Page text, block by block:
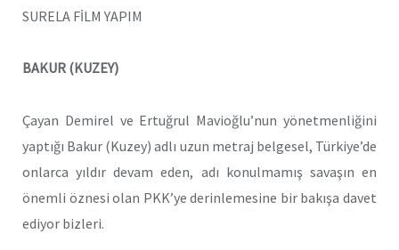
SURELA FİLM YAPIM
BAKUR (KUZEY)
Çayan Demirel ve Ertuğrul Mavioğlu’nun yönetmenliğini
yaptığı Bakur (Kuzey) adlı uzun metraj belgesel, Türkiye’de
onlarca yıldır devam eden, adı konulmamış savaşın en
önemli öznesi olan PKK’ye derinlemesine bir bakışa davet
ediyor bizleri.